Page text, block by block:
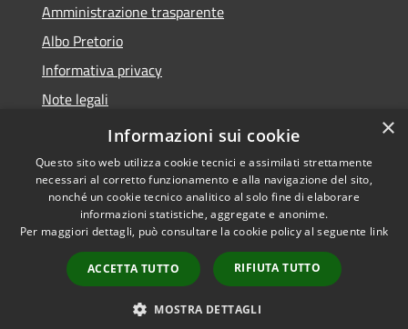
Amministrazione trasparente
Albo Pretorio
Informativa privacy
Note legali
Dichiarazione di accessibilità
Accessibilità
Copyright © 2026 • Comune di
Loano • Powered by
Municipium•
Accesso
redazione
×
Informazioni sui cookie
Questo sito web utilizza cookie tecnici e assimilati strettamente
necessari al corretto funzionamento e alla navigazione del sito,
nonché un cookie tecnico analitico al solo fine di elaborare
informazioni statistiche, aggregate e anonime.
Per maggiori dettagli, può consultare la cookie policy al seguente link
ACCETTA TUTTO RIFIUTA TUTTO
MOSTRA DETTAGLI